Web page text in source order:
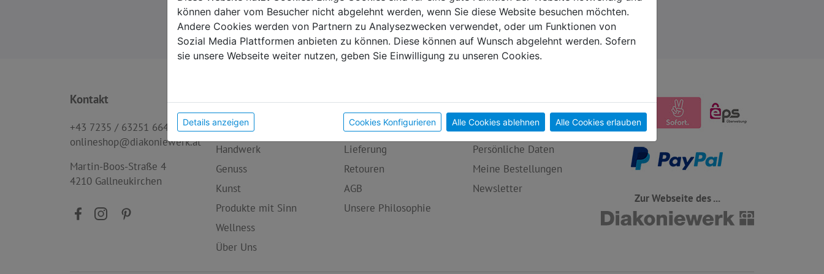
Kontakt
+43 7235 / 63251 664
onlineshop@diakoniewerk.at
Martin-Boos-Straße 4
4210 Gallneukirchen
Produktkategorien
Neu im Sortiment
Handwerk
Genuss
Kunst
Produkte mit Sinn
Wellness
Über Uns
Infos
Zahlungsarten
Lieferung
Retouren
AGB
Unsere Philosophie
Mein Konto
Übersicht
Persönliche Daten
Meine Bestellungen
Newsletter
Zur Webseite des ...
können daher vom Besucher nicht abgelehnt werden, wenn Sie diese Website besuchen möchten.
Andere Cookies werden von Partnern zu Analysezwecken verwendet, oder um Funktionen von
Sozial Media Plattformen anbieten zu können. Diese können auf Wunsch abgelehnt werden. Sofern
sie unsere Webseite weiter nutzen, geben Sie Einwilligung zu unseren Cookies.
Details anzeigen Cookies Konfigurieren Alle Cookies ablehnen Alle Cookies erlauben